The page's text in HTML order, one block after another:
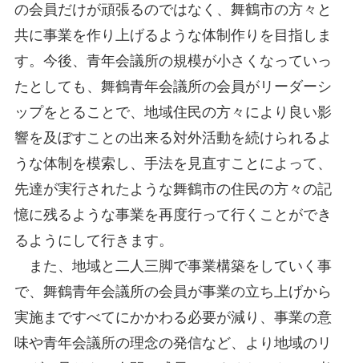
の会員だけが頑張るのではなく、舞鶴市の方々と
共に事業を作り上げるような体制作りを目指しま
す。今後、青年会議所の規模が小さくなっていっ
たとしても、舞鶴青年会議所の会員がリーダーシ
ップをとることで、地域住民の方々により良い影
響を及ぼすことの出来る対外活動を続けられるよ
うな体制を模索し、手法を見直すことによって、
先達が実行されたような舞鶴市の住民の方々の記
憶に残るような事業を再度行って行くことができ
るようにして行きます。
また、地域と二人三脚で事業構築をしていく事
で、舞鶴青年会議所の会員が事業の立ち上げから
実施まですべてにかかわる必要が減り、事業の意
味や青年会議所の理念の発信など、より地域のリ